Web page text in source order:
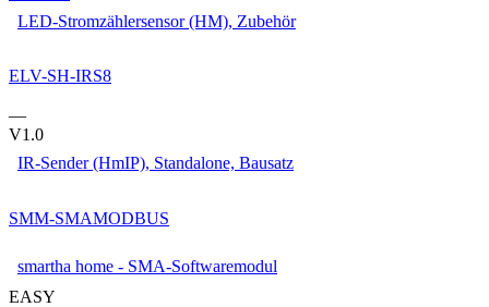
LED-Stromzählersensor (HM), Zubehör
ELV-SH-IRS8
—
V1.0
IR-Sender (HmIP), Standalone, Bausatz
SMM-SMAMODBUS
smartha home - SMA-Softwaremodul
EASY